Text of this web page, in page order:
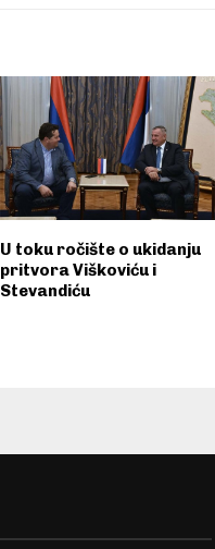
U toku ročište o ukidanju
pritvora Viškoviću i
Stevandiću